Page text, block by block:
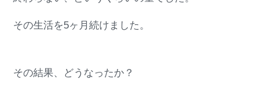
その生活を5ヶ月続けました。
その結果、どうなったか？